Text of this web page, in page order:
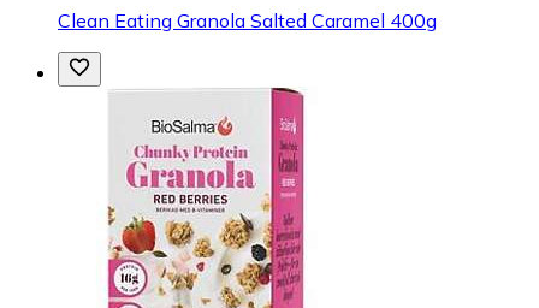
Clean Eating Granola Salted Caramel 400g